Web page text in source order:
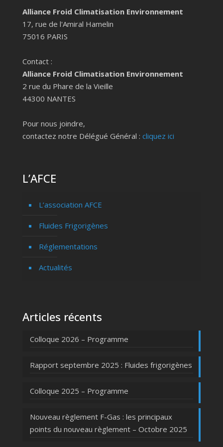
Alliance Froid Climatisation Environnement
17, rue de l'Amiral Hamelin
75016 PARIS
Contact :
Alliance Froid Climatisation Environnement
2 rue du Phare de la Vieille
44300 NANTES
Pour nous joindre,
contactez notre Délégué Général : cliquez ici
L’AFCE
L’association AFCE
Fluides Frigorigènes
Réglementations
Actualités
Articles récents
Colloque 2026 – Programme
Rapport septembre 2025 : Fluides frigorigènes
Colloque 2025 – Programme
Nouveau règlement F-Gas : les principaux
points du nouveau règlement – Octobre 2025